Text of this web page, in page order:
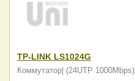
TP-LINK LS1024G
Коммутатор| (24UTP 1000Mbps)